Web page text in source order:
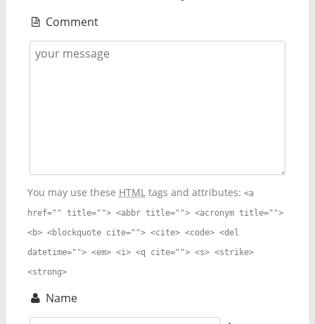
Comment
You may use these HTMLtags and attributes: <a
href="" title=""> <abbr title=""> <acronym title="">
<b> <blockquote cite=""> <cite> <code> <del
datetime=""> <em> <i> <q cite=""> <s> <strike>
<strong>
Name